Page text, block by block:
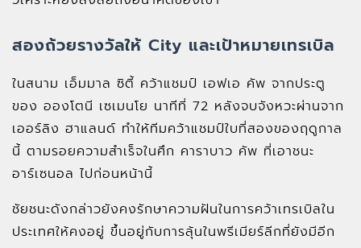
สองถ้วยรางวัลให้ City และเป้าหมายเทรเบิล
ในสนาม เอ็มมาล ซิตี้ คว้าแชมป์ เอฟเอ คัพ จากประตู
ของ อองโตนี เซเมนโย นาทีที่ 72 หลังจบจังหวะผ่านจาก
เออร์ลิง ฮาแลนด์ ทำให้ทีมคว้าแชมป์ใบที่สองของฤดูกาล
นี้ ตามรอยความสำเร็จในศึก คาราบาว คัพ ที่เอาชนะ
อาร์เซนอล ไปก่อนหน้านี้
ชัยชนะดังกล่าวยังคงรักษาความฝันในการคว้าเทรเบิลใน
ประเทศให้คงอยู่ ขึ้นอยู่กับการลุ้นในพรีเมียร์ลีกที่ยังมีอีก